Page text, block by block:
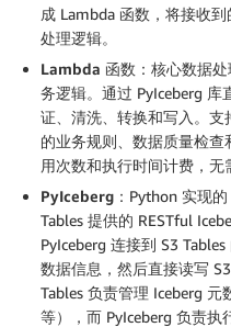
成 Lambda 函数，将接收
处理逻辑。
Lambda 函数 ：核心数据
务逻辑。通过 PyIceberg 库
证、清洗、转换和写入。
的业务规则、数据质量检查
用次数和执行时间计费，无
PyIceberg ：Python 实现
Tables 提供的 RESTful
PyIceberg 连接到 S3
数据信息，然后直接读写
Tables 负责管理 Iceberg 元
等），而 PyIceberg 负责执